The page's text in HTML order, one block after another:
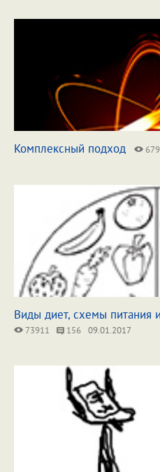
Комплексный подход
Виды диет, схемы питания
73911 156 09.01.2017